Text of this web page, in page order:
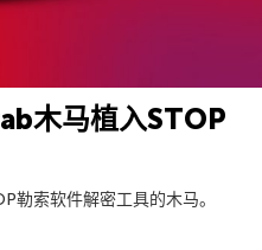
木马植入STOP
勒索软件解密工具的木马。